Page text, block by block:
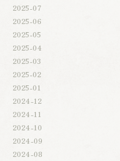
2025-07
2025-06
2025-05
2025-04
2025-03
2025-02
2025-01
2024-12
2024-11
2024-10
2024-09
2024-08